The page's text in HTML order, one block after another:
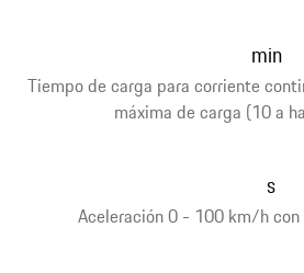
Tiempo de carga para corriente
máxima de carga (10 a
min
Aceleración 0 - 100 km/h con
s